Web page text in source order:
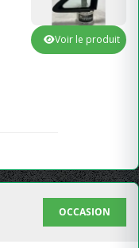
Voir le produit
OCCASION